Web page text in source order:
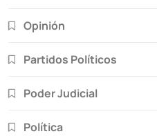
Opinión
Partidos Políticos
Poder Judicial
Política